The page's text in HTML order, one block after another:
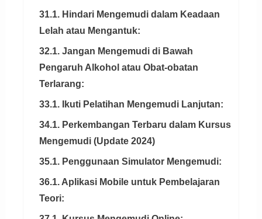
31.1. Hindari Mengemudi dalam Keadaan
Lelah atau Mengantuk:
32.1. Jangan Mengemudi di Bawah
Pengaruh Alkohol atau Obat-obatan
Terlarang:
33.1. Ikuti Pelatihan Mengemudi Lanjutan:
34.1. Perkembangan Terbaru dalam Kursus
Mengemudi (Update 2024)
35.1. Penggunaan Simulator Mengemudi:
36.1. Aplikasi Mobile untuk Pembelajaran
Teori: